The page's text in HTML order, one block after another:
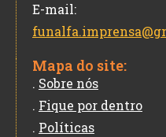
E-mail:
Mapa do site:
. Sobre nós
. Fique por dentro
. Políticas